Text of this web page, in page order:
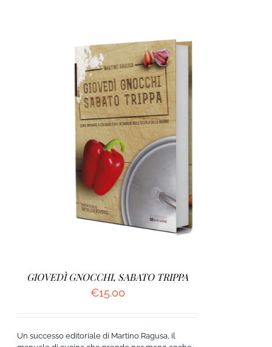
AGGIUNGI AL CARRELLO /
GIOVEDÌ GNOCCHI, SABATO TRIPPA
€15.00
Un successo editoriale di Martino Ragusa, il